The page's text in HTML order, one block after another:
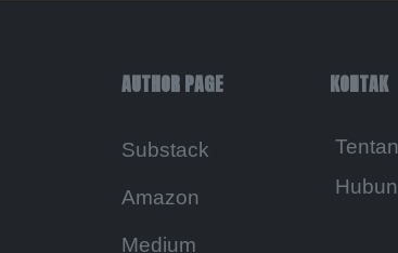
AUTHOR PAGE
Substack
Amazon
Medium
KONTAK